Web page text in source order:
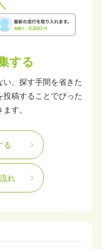
する
、探す手間を省きた
稿することでぴった
す。
る
れ